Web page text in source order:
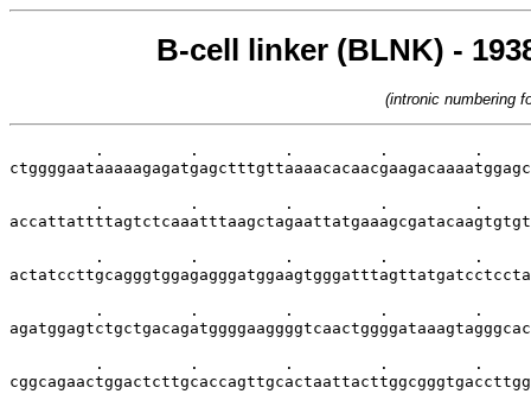
B-cell linker (BLNK) -
(intronic numbering
.         .         .         .         .
.         .         .         .         .
.         .         .         .         .
.         .         .         .         .
.         .         .         .         .